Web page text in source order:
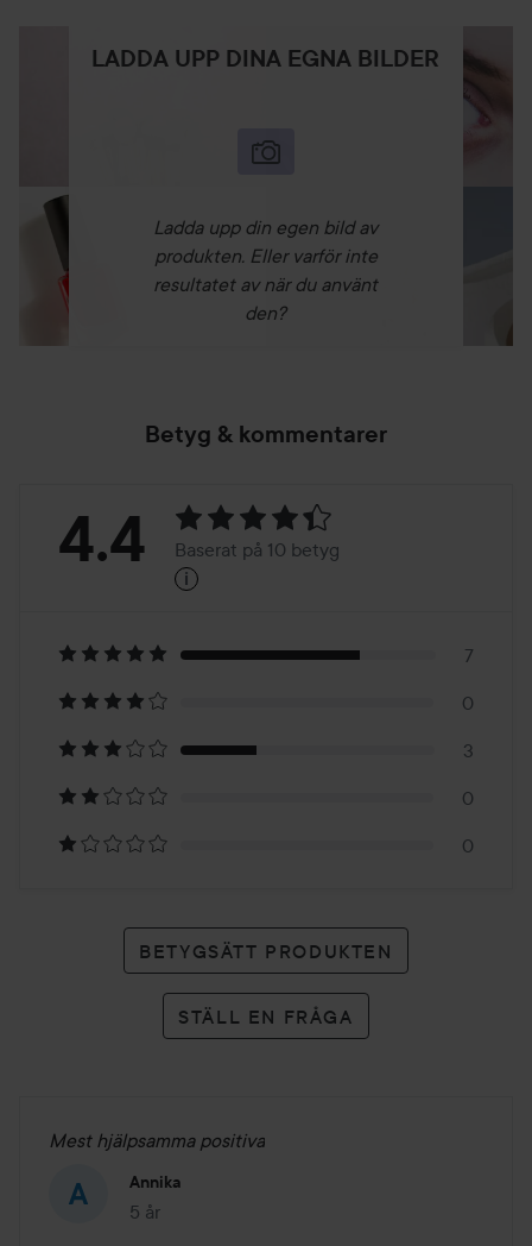
LADDA UPP DINA EGNA BILDER
Ladda upp din egen bild av
produkten. Eller varför inte
resultatet av när du använt
den?
Betyg & kommentarer
Betyg:
Baserat
på
10
betyg
4.4 Baserat på 10 betyg
i
7
0
3
0
0
BETYGSÄTT PRODUKTEN
STÄLL EN FRÅGA
Mest hjälpsamma positiva
Annika
5 år
Inlägget skapades 5 år